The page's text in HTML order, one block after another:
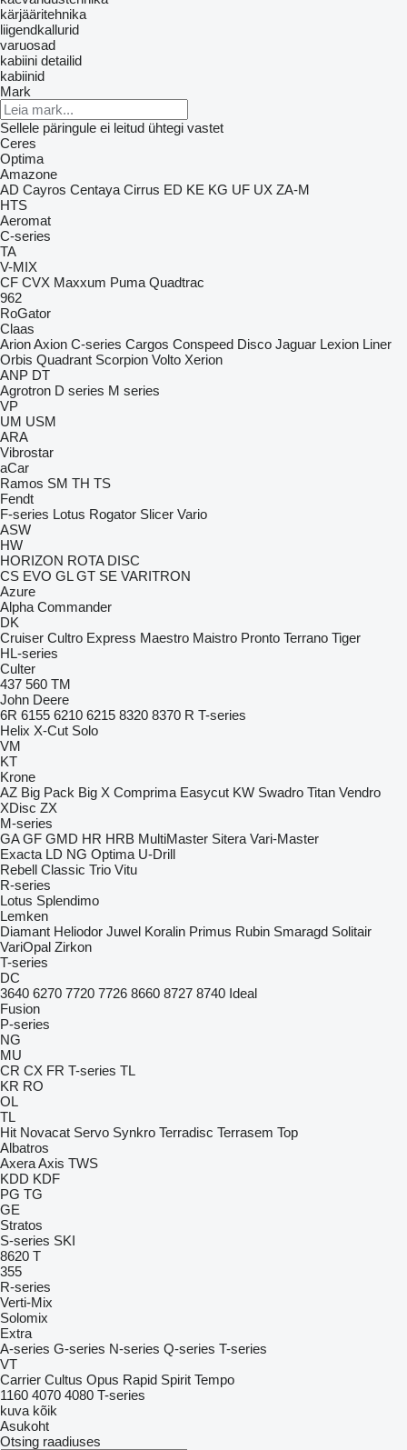
kärjääritehnika
liigendkallurid
varuosad
kabiini detailid
kabiinid
Mark
Sellele päringule ei leitud ühtegi vastet
Ceres
Optima
Amazone
AD Cayros Centaya Cirrus ED KE KG UF UX ZA-M
HTS
Aeromat
C-series
TA
V-MIX
CF CVX Maxxum Puma Quadtrac
962
RoGator
Claas
ArionAxion C-series Cargos Conspeed Disco Jaguar Lexion Liner
Orbis Quadrant Scorpion Volto Xerion
ANP DT
Agrotron D series M series
VP
UM USM
ARA
Vibrostar
aCar
Ramos SM TH TS
Fendt
F-series Lotus Rogator Slicer Vario
ASW
HW
HORIZON ROTA DISC
CS EVO GL GT SE VARITRON
Azure
Alpha Commander
DK
Cruiser Cultro Express Maestro Maistro Pronto Terrano Tiger
HL-series
Culter
437 560 TM
John Deere
6R 6155 6210 6215 8320 8370 R T-series
Helix X-Cut Solo
VM
KT
Krone
AZ Big Pack Big X Comprima Easycut KW Swadro Titan Vendro
XDisc ZX
M-series
GA GF GMD HR HRB MultiMaster Sitera Vari-Master
Exacta LD NG Optima U-Drill
Rebell Classic Trio Vitu
R-series
Lotus Splendimo
Lemken
Diamant Heliodor Juwel Koralin Primus Rubin Smaragd Solitair
VariOpal Zirkon
T-series
DC
3640 6270 7720 7726 8660 8727 8740 Ideal
Fusion
P-series
NG
MU
CR CX FR T-series TL
KR RO
OL
TL
Hit Novacat Servo Synkro Terradisc Terrasem Top
Albatros
AxeraAxis TWS
KDD KDF
PG TG
GE
Stratos
S-series SKI
8620 T
355
R-series
Verti-Mix
Solomix
Extra
A-series G-series N-series Q-series T-series
VT
Carrier Cultus Opus Rapid Spirit Tempo
1160 4070 4080 T-series
kuva kõik
Asukoht
Otsing raadiuses